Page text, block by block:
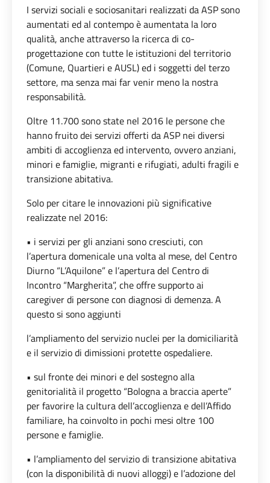
I servizi sociali e sociosanitari realizzati da ASP sono
aumentati ed al contempo è aumentata la loro
qualità, anche attraverso la ricerca di co-
progettazione con tutte le istituzioni del territorio
(Comune, Quartieri e AUSL) ed i soggetti del terzo
settore, ma senza mai far venir meno la nostra
responsabilità.
Oltre 11.700 sono state nel 2016 le persone che
hanno fruito dei servizi offerti da ASP nei diversi
ambiti di accoglienza ed intervento, ovvero anziani,
minori e famiglie, migranti e rifugiati, adulti fragili e
transizione abitativa.
Solo per citare le innovazioni più significative
realizzate nel 2016:
• i servizi per gli anziani sono cresciuti, con
l’apertura domenicale una volta al mese, del Centro
Diurno “L’Aquilone” e l’apertura del Centro di
Incontro “Margherita”, che offre supporto ai
caregiver di persone con diagnosi di demenza. A
questo si sono aggiunti
l’ampliamento del servizio nuclei per la domiciliarità
e il servizio di dimissioni protette ospedaliere.
• sul fronte dei minori e del sostegno alla
genitorialità il progetto “Bologna a braccia aperte”
per favorire la cultura dell’accoglienza e dell’Affido
familiare, ha coinvolto in pochi mesi oltre 100
persone e famiglie.
• l’ampliamento del servizio di transizione abitativa
(con la disponibilità di nuovi alloggi) e l’adozione del